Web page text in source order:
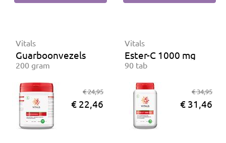
Vitals
Guarboonvezels
200 gram
€ 24,95
€ 22,46
Vitals
Ester-C 1000 mg
90 tab
€ 34,95
€ 31,46